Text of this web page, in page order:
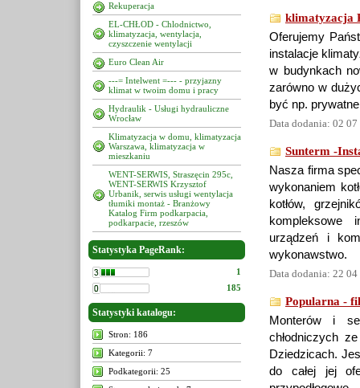
Rekuperacja
EL-CHŁOD - Chlodnictwo,
klimatyzacja, wentylacja,
czyszczenie wentylacji
Euro Clean Air
---= Intelwent =--- - przyjazny
klimat w twoim domu i pracy
Hydraulik - Usługi hydrauliczne
Wrocław
Klimatyzacja w domu, klimatyzacja
Warszawa, klimatyzacja w
mieszkaniu
WENT-SERWIS, Straszęcin 295c,
WENT-SERWIS Krzysztof
Urbanik, serwis usługi wentylacja
tłumiki montaż - Branżowy
Katalog Firm podkarpacia,
podkarpacie, rzeszów
Statystyka PageRank:
1
185
Statystyki katalogu:
Stron: 186
Kategorii: 7
Podkategorii: 25
klimatyzacja
Oferujemy
instalacje
w budynkach
zarówno w
być np.
Data dodania: 02
Sunterm -
Nasza firma
wykonaniem
kotłów,
kompleksowe
urządzeń i
wykonawstwo.
Data dodania: 22
Popularna -
Monterów i
chłodniczych
Dziedzicach.
do całej jej